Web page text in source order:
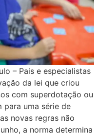
– Pais e especialistas
da lei que criou
com superdotação ou
para uma série de
novas regras não
a norma determina